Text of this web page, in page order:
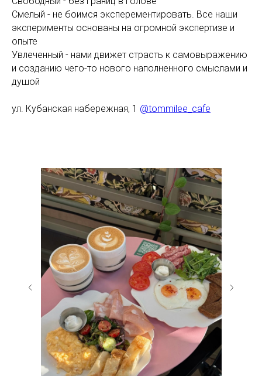
Смелый - не боимся эксперементировать. Все наши
эксперименты основаны на огромной экспертизе и
опыте
Увлеченный - нами движет страсть к самовыражению
и созданию чего-то нового наполненного смыслами и
душой
ул. Кубанская набережная, 1 @tommilee_cafe